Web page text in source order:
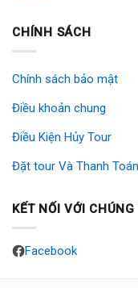
CHÍNH SÁCH
Chính sách bảo mật
Điều khoản chung
Điều Kiện Hủy Tour
Đặt tour Và Thanh Toán
KẾT NỐI VỚI CHÚNG
Facebook